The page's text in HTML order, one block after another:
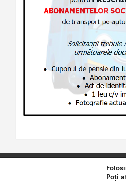
Jurnalul de
Poți